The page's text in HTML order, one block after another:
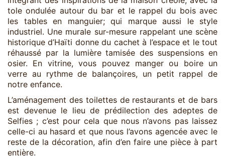
tole ondulée autour du bar et le rappel du bois avec
les tables en manguier; qui marque aussi le style
industriel. Une murale sur-mesure rappelant une scène
historique d’Haïti donne du cachet à l’espace et le tout
réhaussé par la lumière tamisée des suspensions en
osier. En vitrine, vous pouvez manger ou boire un
verre au rythme de balançoires, un petit rappel de
notre enfance.
L’aménagement des toilettes de restaurants et de bars
est devenue le lieu de prédilection des adeptes de
Selfies ; c’est pour cela que nous n’avons pas laissez
celle-ci au hasard et que nous l’avons agencée avec le
reste de la décoration, afin d’en faire une pièce à part
entière.